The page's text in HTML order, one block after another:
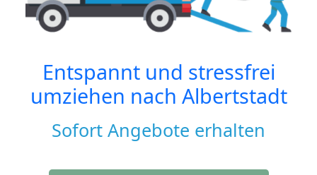
Entspannt und stressfrei
umziehen nach Albertstadt
Sofort Angebote erhalten